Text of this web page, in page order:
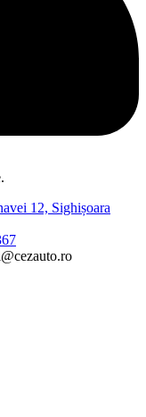
12, Sighișoara